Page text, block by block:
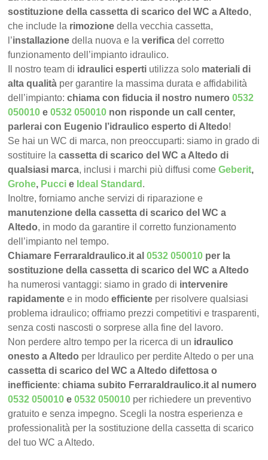
sostituzione della cassetta di scarico del WC a Altedo,
che include la rimozione della vecchia cassetta,
l’installazione della nuova e laverifica del corretto
funzionamento dell’impianto idraulico.
Il nostro team di idraulici esperti utilizza solo materiali di
alta qualità per garantire la massima durata e affidabilità
dell’impianto:chiama con fiducia il nostro numero0532
050010 e0532 050010 non risponde un call center,
parlerai con Eugenio l’idraulico esperto di Altedo!
Se hai un WC di marca, non preoccuparti: siamo in grado di
sostituire lacassetta di scarico del WC a Altedo di
qualsiasi marca, inclusi i marchi più diffusi comeGeberit,
Grohe, Pucci e Ideal Standard .
Inoltre, forniamo anche servizi di riparazione e
manutenzione della cassetta di scarico del WC a
Altedo, in modo da garantire il corretto funzionamento
dell’impianto nel tempo.
Chiamare FerraraIdraulico.it al0532 050010 per la
sostituzione della cassetta di scarico del WC a Altedo
ha numerosi vantaggi: siamo in grado di intervenire
rapidamente e in modoefficiente per risolvere qualsiasi
problema idraulico; offriamo prezzi competitivi e trasparenti,
senza costi nascosti o sorprese alla fine del lavoro.
Non perdere altro tempo per la ricerca di un idraulico
onesto a Altedo per Idraulico per perdite Altedo o per una
cassetta di scarico del WC a Altedo difettosa o
inefficiente:chiama subito FerraraIdraulico.it al numero
0532 050010 e0532 050010 per richiedere un preventivo
gratuito e senza impegno. Scegli la nostra esperienza e
professionalità per la sostituzione della cassetta di scarico
del tuo WC a Altedo.